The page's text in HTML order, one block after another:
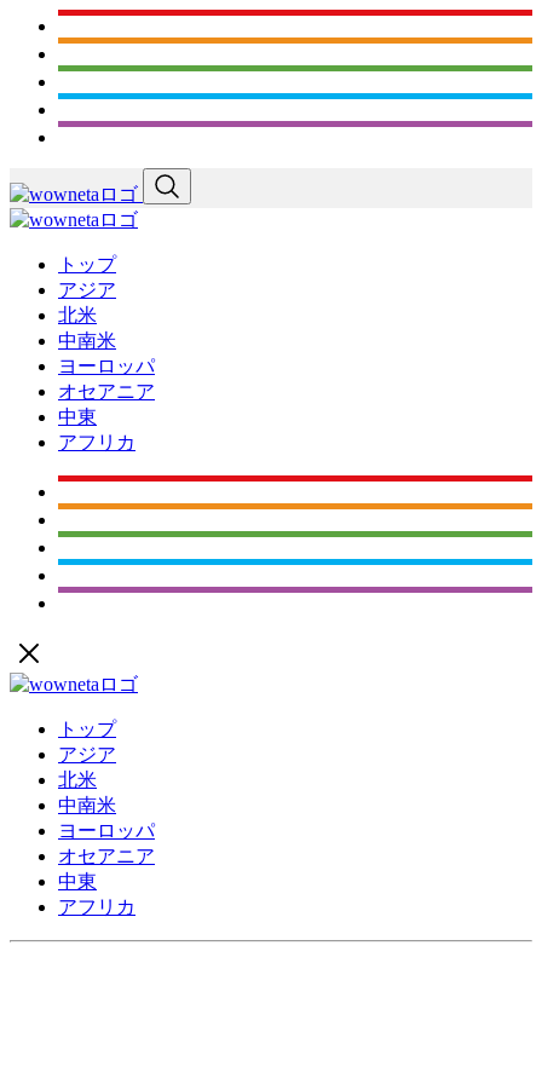
トップ
アジア
北米
中南米
ヨーロッパ
オセアニア
中東
アフリカ
トップ
アジア
北米
中南米
ヨーロッパ
オセアニア
中東
アフリカ